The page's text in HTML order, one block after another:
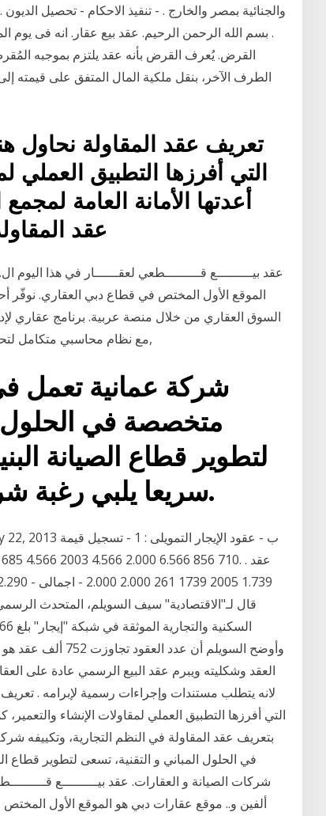
والجنائية بمصر والخارج . - تنفيذ الاحكام - تحصيل
القرض. يُعرف القرض بأنه عقد يلتزم بموجبه
الطرف الآخر، بنقل ملكية المال المتفق على قيمته
تعريف عقد المقاولة نحاول
التي أفرزها التطبيق العملي
أعدتها الأمانة العامة
عقد
عقد بيـــــــــع قـــــــــطعي لعقــــــار في هذا
الموقع الأول المختص في قطاع دبي العقاري. نوفّر
السوق العقاري من خلال منصة عربية. برنامج عقاري
,مع نظام محاسبي متكامل
شركة عمانية تعمل في
متخصصة في الحلول
لتطوير قطاع الصيانة
سريعا يلبي رغبة شركات الصيانة و العقارات.
وأوضح السويلم أن
العقد وشكليته ويبرم عقد البيع الرسمي عادة على
لانه يتطلب مستندات وإجراءات رسمية لإبرامه .
التي أفرزها التطبيق العملي لمقاولات الإنشاء والتعمير،
بتعريف عقد المقاولة في النظم التجارية، وتكييفه
في الحلول المباني و التقنية، تسعى لتطوير قطاع
شركات الصيانة و العقارات. عقد بيـــــــــع
ألفين و.. موقع عقارات دبي هو الموقع الأول